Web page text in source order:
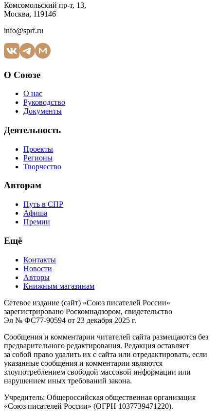
Комсомольский пр-т, 13,
Москва, 119146
info@sprf.ru
О Союзе
О нас
Руководство
Документы
Деятельность
Проекты
Регионы
Творчество
Авторам
Путь в СПР
Афиша
Премии
Ещё
Контакты
Новости
Авторы
Книжным магазинам
Сетевое издание (сайт) «Союз писателей России»
зарегистрировано Роскомнадзором, свидетельство
Эл № ФС77-90594 от 23 декабря 2025 г.
Сообщения и комментарии читателей сайта размещаются без
предварительного редактирования. Редакция оставляет
за собой право удалить их с сайта или отредактировать, если
указанные сообщения и комментарии являются
злоупотреблением свободой массовой информации или
нарушением иных требований закона.
Учредитель: Общероссийская общественная организация
«Союз писателей России» (ОГРН 1037739471220).